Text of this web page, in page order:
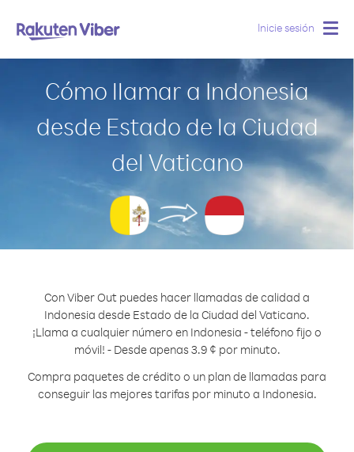
Inicie sesión
Cómo llamar a Indonesia
desde Estado de la Ciudad
del Vaticano
Con Viber Out puedes hacer llamadas de calidad a
Indonesia desde Estado de la Ciudad del Vaticano.
¡Llama a cualquier número en Indonesia - teléfono fijo o
móvil! - Desde apenas 3.9 ¢ por minuto.
Compra paquetes de crédito o un plan de llamadas para
conseguir las mejores tarifas por minuto a Indonesia.